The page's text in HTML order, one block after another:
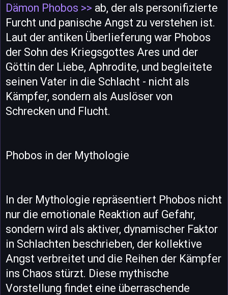
Dämon Phobos >> ab, der als personifizierte
Furcht und panische Angst zu verstehen ist.
Laut der antiken Überlieferung war Phobos
der Sohn des Kriegsgottes Ares und der
Göttin der Liebe, Aphrodite, und begleitete
seinen Vater in die Schlacht - nicht als
Kämpfer, sondern als Auslöser von
Schrecken und Flucht.
Phobos in der Mythologie
In der Mythologie repräsentiert Phobos nicht
nur die emotionale Reaktion auf Gefahr,
sondern wird als aktiver, dynamischer Faktor
in Schlachten beschrieben, der kollektive
Angst verbreitet und die Reihen der Kämpfer
ins Chaos stürzt. Diese mythische
Vorstellung findet eine überraschende